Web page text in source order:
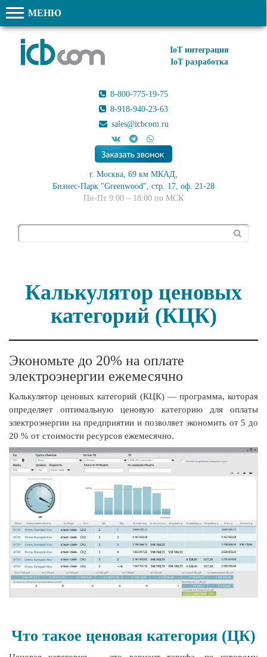
МЕНЮ
IoT интеграция
IoT разработка
8-800-775-19-75
8-918-940-23-63
sales@icbcom.ru
г. Москва, 69 км МКАД,
Бизнес-Парк "Greenwood", стр. 17, оф. 21-28
Пн-Пт 9:00 – 18:00 по МСК
Калькулятор ценовых
категорий (КЦК)
Экономьте до 20% на оплате
электроэнергии ежемесячно
Калькулятор ценовых категорий (КЦК) — программа, которая
определяет оптимальную ценовую категорию для оплаты
электроэнергии на предприятии и позволяет экономить от 5 до
20 % от стоимости ресурсов ежемесячно.
Что такое ценовая категория (ЦК)